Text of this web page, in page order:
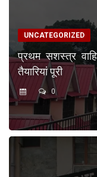
UNCATEGORIZED
प्रथम सशस्त्र
तैयारियां पूरी
0